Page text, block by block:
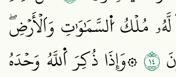
لَّهُۥ مُلۡكُ اُ۬لسَّمَٰوَٰتِ وَاَلۡأَرۡضِۖ
٤١ ۞وَإِذَا ذُكِرَ اَ۬للَّهُ وَحۡدَهُ